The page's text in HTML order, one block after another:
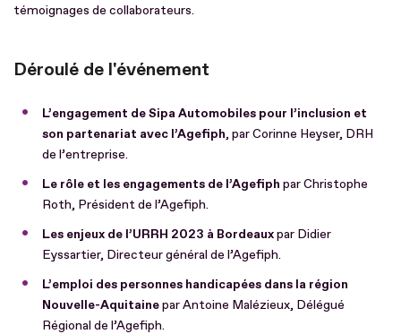
témoignages de collaborateurs.
Déroulé de l'événement
L’engagement de Sipa Automobiles pour l’inclusion et
son partenariat avec l’Agefiph, par Corinne Heyser, DRH
de l’entreprise.
Le rôle et les engagements de l’Agefiph par Christophe
Roth, Président de l’Agefiph.
Les enjeux de l’URRH 2023 à Bordeauxpar Didier
Eyssartier, Directeur général de l’Agefiph.
L’emploi des personnes handicapées dans la région
Nouvelle-Aquitainepar Antoine Malézieux, Délégué
Régional de l’Agefiph.